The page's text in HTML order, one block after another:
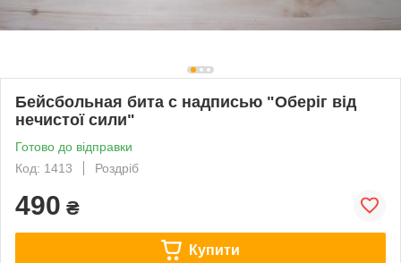
Бейсбольная бита с надписью "Оберіг від
нечистої сили"
Готово до відправки
Код: 1413
Роздріб
490 ₴
Купити